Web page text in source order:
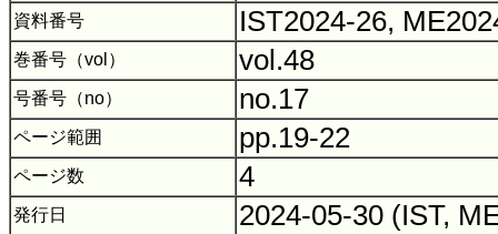
資料番号 IST2024-26,
巻番号（vol） vol.48
号番号（no） no.17
ページ範囲 pp.19-22
ページ数 4
発行日 2024-05-30 (IST,